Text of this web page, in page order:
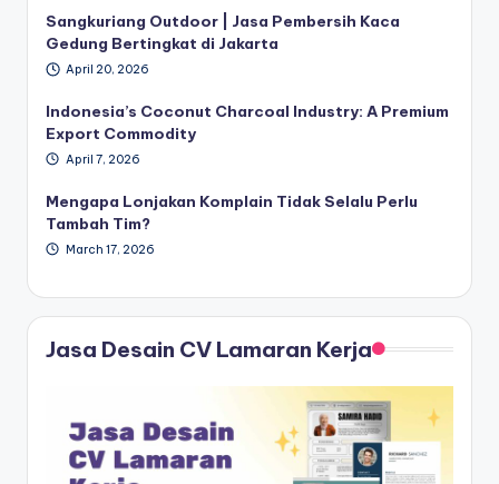
Sangkuriang Outdoor | Jasa Pembersih Kaca
Gedung Bertingkat di Jakarta
April 20, 2026
Indonesia’s Coconut Charcoal Industry: A Premium
Export Commodity
April 7, 2026
Mengapa Lonjakan Komplain Tidak Selalu Perlu
Tambah Tim?
March 17, 2026
Jasa Desain CV Lamaran Kerja